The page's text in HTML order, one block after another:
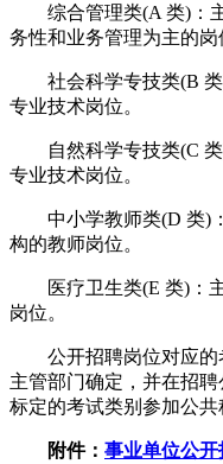
综合管理类(A 类)：主
务性和业务管理为主的岗
社会科学专技类(B 类)
专业技术岗位。
自然科学专技类(C 类)
专业技术岗位。
中小学教师类(D 类)：
构的教师岗位。
医疗卫生类(E 类)：主
岗位。
公开招聘岗位对应的
主管部门确定，并在招
标定的考试类别参加公共
附件： 事业单位公